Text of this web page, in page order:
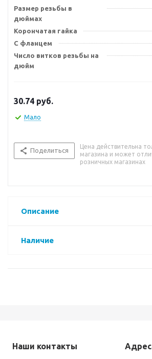
Размер резьбы в
дюймах
Корончатая гайка
С фланцем
Число витков резьбы на
дюйм
30.74 руб.
Мало
Поделиться
Цена действительна
магазина и может
розничных магазинах
Описание
Наличие
Наши контакты